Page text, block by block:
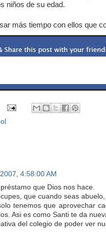
niños de su edad.
más tiempo con ellos que
4:58:00 AM
que Dios nos hace.
que cuando seas
tenemos que aprovechar
Asi es como Santi te da
del colegio de poder ver